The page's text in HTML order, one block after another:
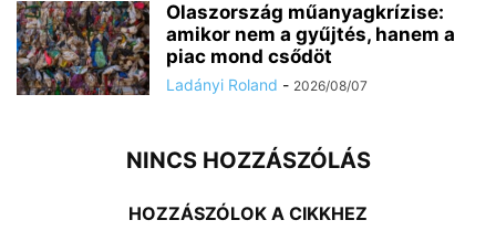
Olaszország műanyagkrízise:
amikor nem a gyűjtés, hanem a
piac mond csődöt
Ladányi Roland - 2026/08/07
NINCS HOZZÁSZÓLÁS
HOZZÁSZÓLOK A CIKKHEZ